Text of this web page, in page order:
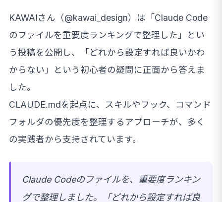
KAWAIさん（@kawai_design）は「Claude Code
のファイルを重要度ランキングで整理した」とい
う投稿を公開し、「どれから設定すれば良いかわ
からない」という初心者の疑問に正面から答えま
した。
CLAUDE.mdを起点に、スキルやフック、コマンド
フォルダの優先度を整理するアプローチが、多く
の実践者から支持されています。
Claude Codeのファイルを、重要度ランキン
グで整理しました。「どれから設定すれば良